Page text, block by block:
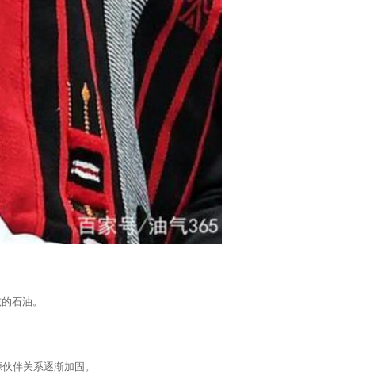
石油。
伴关系逐渐加固。